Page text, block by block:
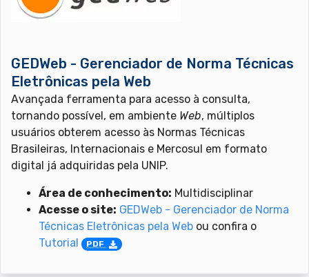
GEDWeb - Gerenciador de Norma Técnicas
Eletrônicas pela Web
Avançada ferramenta para acesso à consulta,
tornando possível, em ambiente Web, múltiplos
usuários obterem acesso às Normas Técnicas
Brasileiras, Internacionais e Mercosul em formato
digital já adquiridas pela UNIP.
Área de conhecimento: Multidisciplinar
Acesse o site: GEDWeb - Gerenciador de Norma
Técnicas Eletrônicas pela Web ou confira o
Tutorial
PDF